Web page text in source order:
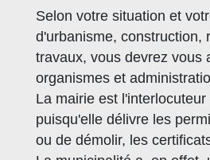
Selon votre situation et
d'urbanisme, construction,
travaux, vous devrez vous
organismes et
La mairie est
puisqu'elle délivre les
ou de démolir, les